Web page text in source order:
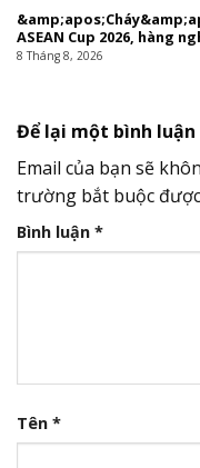
ASEAN Cup 2026, hàng
8 Tháng 8, 2026
Để lại một bình luận
Email của bạn sẽ
trường bắt buộc
Bình luận *
Tên *